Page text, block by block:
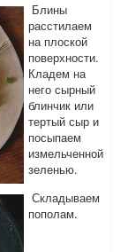
Блины
расстилаем
на плоской
поверхности.
Кладем на
него сырный
блинчик или
тертый сыр и
посыпаем
измельченной
зеленью.
Складываем
пополам.